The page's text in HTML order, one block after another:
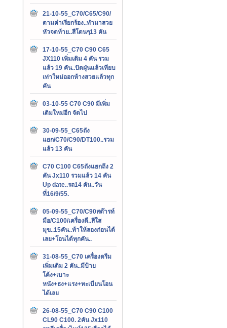
21-10-55_C70/C65/C90/
ตามคำเรียกร้อง..ทำมาสวย
หัวจดท้าย..สีโดนๆ13 คัน
17-10-55_C70 C90 C65
JX110 เพิ่มเติม 4 คัน รวม
แล้ว 19 คัน..ปัดฝุ่นแล้วเทียบ
เท่าใหม่ออกห้างสวยแล้วทุก
คัน
03-10-55 C70 C90 มีเพิ่ม
เติมใหม่อีก จัดไป
30-09-55_C65ถัง
แยก/C70/C90/DT100..รวม
แล้ว 13 คัน
C70 C100 C65ถังแยกถึง 2
คัน Jx110 รวมแล้ว 14 คัน
Up date..รถ14 คัน..วัน
ที่16/9/55.
05-09-55_C70/C90สต๊ารท์
มือ/C100/เครื่องดี..สีใส
มุข..15คัน..ท้าให้ลองก่อนได้
เลย+โอนได้ทุกคัน..
31-08-55_C70 เครื่องดรีม
เพิ่มเติม 2 คัน..มีป้าย
โค้ง+เบาะ
หนัง+ธง+แรง+ทะเบียนโอน
ได้เลย
26-08-55_C70 C90 C100
CL90 C100. 2คัน Jx110